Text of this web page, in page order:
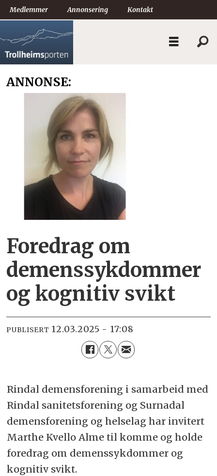
Medlemmer Annonsering Kontakt
ANNONSE:
Foredrag om
demenssykdommer
og kognitiv svikt
PUBLISERT 12.03.2025 - 17:08
Rindal demensforening i samarbeid med
Rindal sanitetsforening og Surnadal
demensforening og helselag har invitert
Marthe Kvello Alme til komme og holde
foredrag om demenssykdommer og
kognitiv svikt.